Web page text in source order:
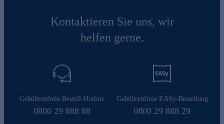
Kontaktieren Sie uns, wir
helfen gerne.
Gebührenfreie Bestell-Hotline
0800 29 888 88
Gebührenfreie EASy-Bestellung
0800 29 888 29